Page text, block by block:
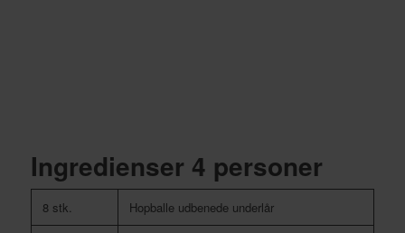
Ingredienser 4 personer
8 stk. Hopballe udbenede underlår